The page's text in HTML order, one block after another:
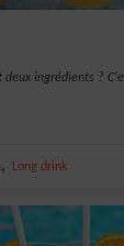
ingrédients ?
, Long drink